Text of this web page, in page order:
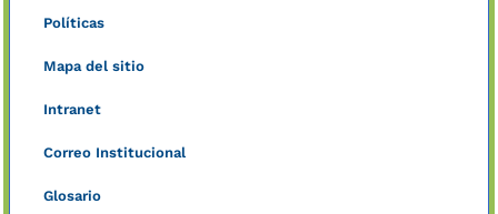
Políticas
Mapa del sitio
Intranet
Correo Institucional
Glosario